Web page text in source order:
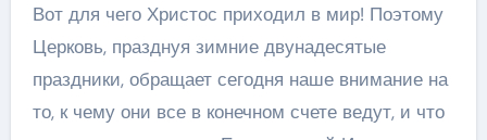
Вот для чего Христос приходил в мир! Поэтому
Церковь, празднуя зимние двунадесятые
праздники, обращает сегодня наше внимание на
то, к чему они все в конечном счете ведут, и что